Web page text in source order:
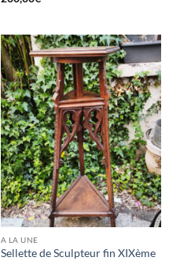
A LA UNE
Sellette de Sculpteur fin XIXème